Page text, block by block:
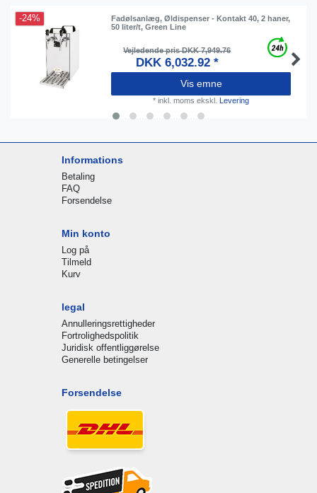
-24%
Fadølsanlæg, Øldispenser - Kontakt 40, 2 haner,
50 liter/t, Green Line
Vejledende pris DKK 7,949.76
DKK 6,032.92 *
Vis emne
* inkl. moms ekskl. Levering
Informations
Betaling
FAQ
Forsendelse
Min konto
Log på
Tilmeld
Kurv
legal
Annulleringsrettigheder
Fortrolighedspolitik
Juridisk offentliggørelse
Generelle betingelser
Forsendelse